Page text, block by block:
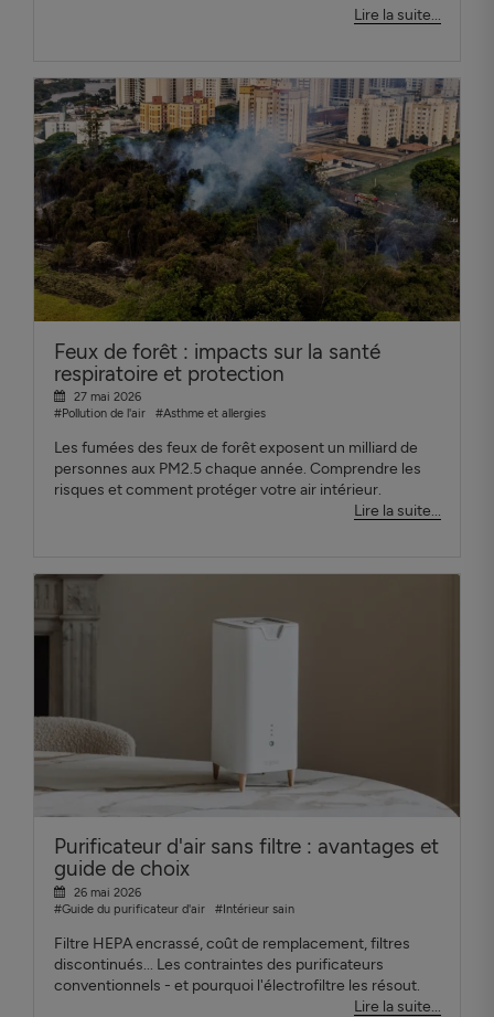
Lire la suite...
Feux de forêt : impacts sur la santé
respiratoire et protection
27 mai 2026
#Pollution de l'air
#Asthme et allergies
Les fumées des feux de forêt exposent un milliard de
personnes aux PM2.5 chaque année. Comprendre les
risques et comment protéger votre air intérieur.
Lire la suite...
Purificateur d'air sans filtre : avantages et
guide de choix
26 mai 2026
#Guide du purificateur d'air
#Intérieur sain
Filtre HEPA encrassé, coût de remplacement, filtres
discontinués... Les contraintes des purificateurs
conventionnels - et pourquoi l'électrofiltre les résout.
Lire la suite...